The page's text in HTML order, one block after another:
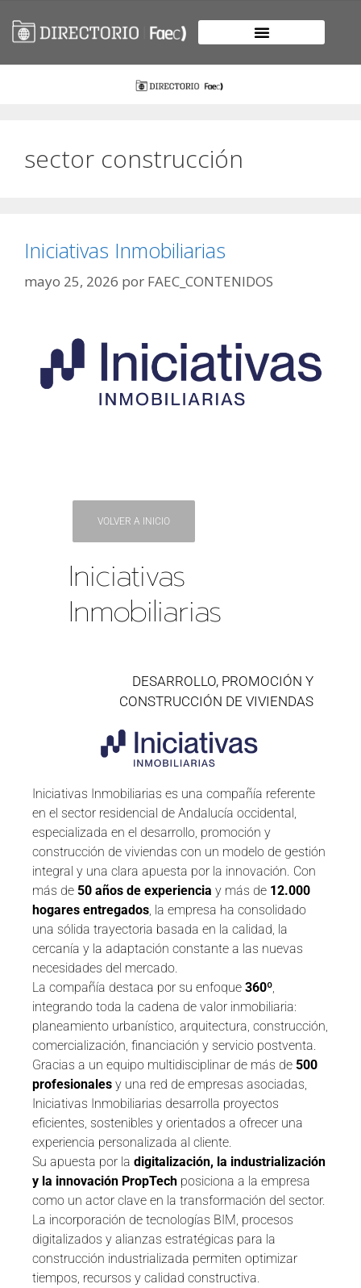
sector construcción
Iniciativas Inmobiliarias
mayo 25, 2026 por FAEC_CONTENIDOS
VOLVER A INICIO
Iniciativas
Inmobiliarias
DESARROLLO, PROMOCIÓN Y
CONSTRUCCIÓN DE VIVIENDAS
Iniciativas Inmobiliarias es una compañía referente
en el sector residencial de Andalucía occidental,
especializada en el desarrollo, promoción y
construcción de viviendas con un modelo de gestión
integral y una clara apuesta por la innovación. Con
más de 50 años de experiencia y más de 12.000
hogares entregados, la empresa ha consolidado
una sólida trayectoria basada en la calidad, la
cercanía y la adaptación constante a las nuevas
necesidades del mercado.
La compañía destaca por su enfoque 360º,
integrando toda la cadena de valor inmobiliaria:
planeamiento urbanístico, arquitectura, construcción,
comercialización, financiación y servicio postventa.
Gracias a un equipo multidisciplinar de más de 500
profesionales y una red de empresas asociadas,
Iniciativas Inmobiliarias desarrolla proyectos
eficientes, sostenibles y orientados a ofrecer una
experiencia personalizada al cliente.
Su apuesta por la digitalización, la industrialización
y la innovación PropTech posiciona a la empresa
como un actor clave en la transformación del sector.
La incorporación de tecnologías BIM, procesos
digitalizados y alianzas estratégicas para la
construcción industrializada permiten optimizar
tiempos, recursos y calidad constructiva.